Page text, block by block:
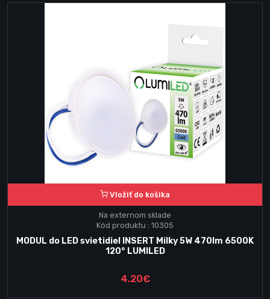
Vložiť do košika
Na externom sklade
Kód produktu : 10305
MODUL do LED svietidiel INSERT Milky 5W 470lm 6500K
120° LUMILED
4.20€